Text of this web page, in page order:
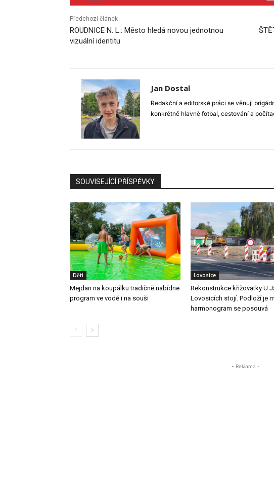
Předchozí článek
ROUDNICE N. L.: Město hledá novou jednotnou
vizuální identitu
Jan Dostal
Redakční a editorské práci se věnuji
konkrétně hlavně fotbal, cestování a
SOUVISEJÍCÍ PŘÍSPĚVKY
Děti
Mejdan na koupálku tradičně nabídne
program ve vodě i na souši
Lovosice
Rekonstrukce křižovatky U
Lovosicích stojí. Podloží je
harmonogram se posouvá
- Reklama -